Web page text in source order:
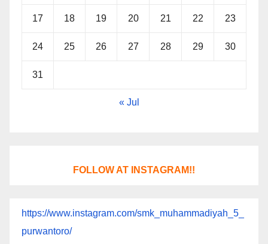
17 18 19 20 21 22 23
24 25 26 27 28 29 30
31
« Jul
FOLLOW AT INSTAGRAM!!
https://www.instagram.com/smk_muhammadiyah_5_
purwantoro/